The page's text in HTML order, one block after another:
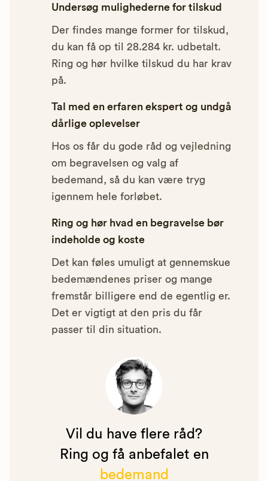
Undersøg mulighederne for tilskud
Der findes mange former for tilskud,
du kan få op til 28.284 kr. udbetalt.
Ring og hør hvilke tilskud du har krav
på.
Tal med en erfaren ekspert og undgå
dårlige oplevelser
Hos os får du gode råd og vejledning
om begravelsen og valg af
bedemand, så du kan være tryg
igennem hele forløbet.
Ring og hør hvad en begravelse bør
indeholde og koste
Det kan føles umuligt at gennemskue
bedemændenes priser og mange
fremstår billigere end de egentlig er.
Det er vigtigt at den pris du får
passer til din situation.
Vil du have flere råd?
Ring og få anbefalet en
bedemand